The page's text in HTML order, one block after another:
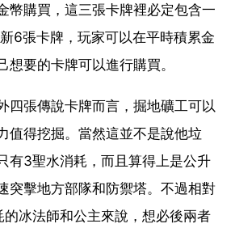
幣購買，這三張卡牌裡必定包含一
6張卡牌，玩家可以在平時積累金
想要的卡牌可以進行購買。
四張傳說卡牌而言，掘地礦工可以
值得挖掘。當然這並不是說他垃
有3聖水消耗，而且算得上是公升
突擊地方部隊和防禦塔。不過相對
冰法師和公主來說，想必後兩者